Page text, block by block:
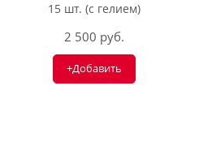
15 шт. (с гелием)
2 500 руб.
+Добавить